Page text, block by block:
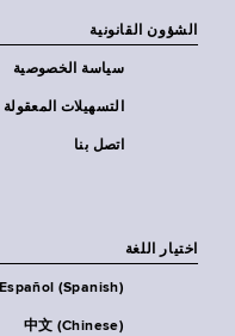
الشؤون القانونية
سياسة الخصوصية
التسهيلات المعقولة
اتصل بنا
اختيار اللغة
Español (Spanish)
中文 (Chinese)